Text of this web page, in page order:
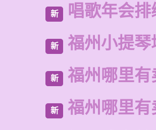
新 唱歌年会
新 福州小提
新 福州哪里
新 福州哪里